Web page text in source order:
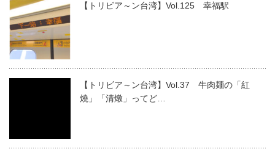
【トリビア～ン台湾】Vol.125 幸福駅
【トリビア～ン台湾】Vol.37 牛肉麺の「紅
燒」「清燉」ってど…